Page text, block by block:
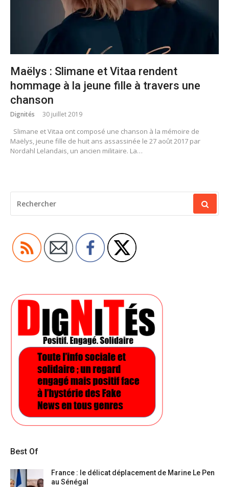
Maëlys : Slimane et Vitaa rendent
hommage à la jeune fille à travers une
chanson
Dignités 30 juillet 2019
Slimane et Vitaa ont composé une chanson à la mémoire de
Maëlys, jeune fille de huit ans assassinée le 27 août 2017 par
Nordahl Lelandais, un ancien militaire. La…
POUR
:
Best Of
France : le délicat déplacement de Marine Le Pen
au Sénégal